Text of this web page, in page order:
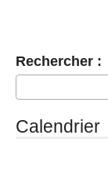
Rechercher :
Calendrier